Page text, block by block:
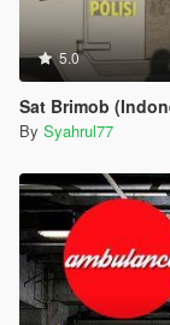
5.0
Sat Brimob
By Syahrul77